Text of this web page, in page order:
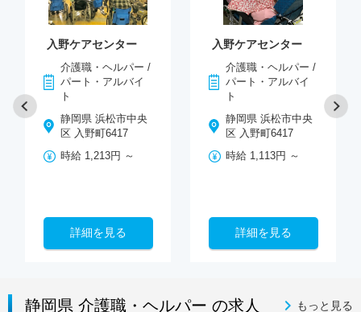
入野ケアセンター
介護職・ヘルパー /
パート・アルバイ
ト
静岡県 浜松市中央
区 入野町6417
時給 1,213円 ～
詳細を見る
入野ケアセンター
介護職・ヘルパー /
パート・アルバイ
ト
静岡県 浜松市中央
区 入野町6417
時給 1,113円 ～
詳細を見る
静岡県 介護職・ヘルパー の求人 もっと見る